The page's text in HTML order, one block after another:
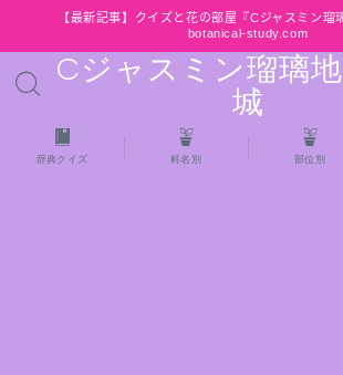
【最新記事】クイズと花の部屋『Cジャスミン瑠
botanical-study.com
Cジャスミン瑠璃地
城
MENU
HOME
辞典クイズ 科名別 部位別